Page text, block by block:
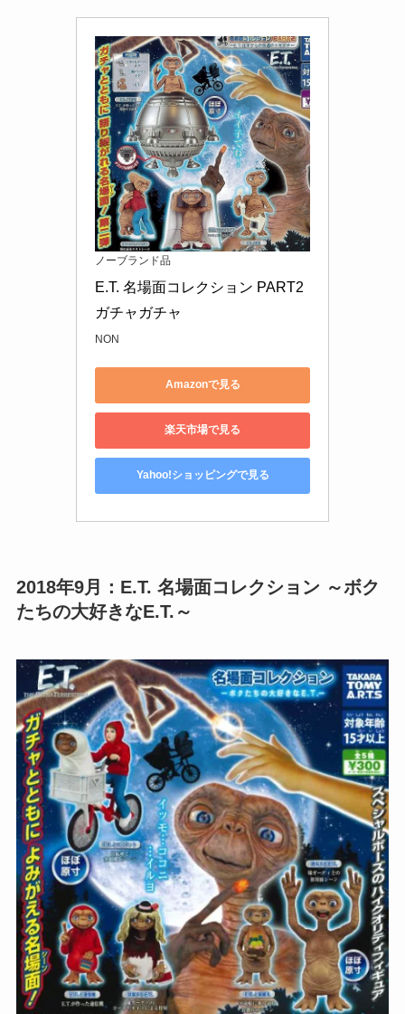
ノーブランド品
E.T. 名場面コレクション PART2
ガチャガチャ
NON
Amazonで見る
楽天市場で見る
Yahoo!ショッピングで見る
2018年9月：E.T. 名場面コレクション ～ボク
たちの大好きなE.T.～